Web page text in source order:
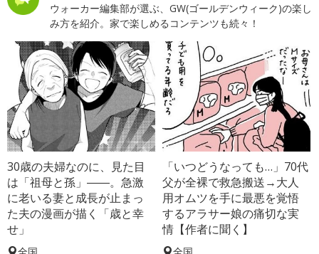
ウォーカー編集部が選ぶ、GW(ゴールデンウィーク)の楽し
み方を紹介。家で楽しめるコンテンツも続々！
30歳の夫婦なのに、見た目
は「祖母と孫」――。急激
に老いる妻と成長が止まっ
た夫の漫画が描く「歳と幸
せ」
「いつどうなっても…」70代
父が全裸で救急搬送→大人
用オムツを手に最悪を覚悟
するアラサー娘の痛切な実
情【作者に聞く】